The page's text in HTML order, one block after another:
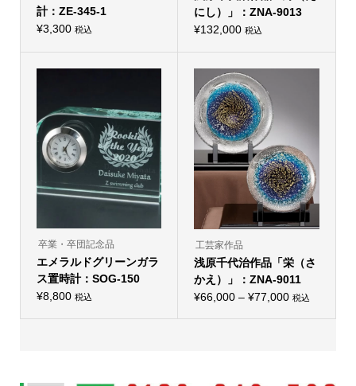
計：ZE-345-1
¥3,300 税込
にし）」：ZNA-9013
¥132,000 税込
卒業・卒団記念品
エメラルドグリーンガラ
ス置時計：SOG-150
¥8,800 税込
工芸家作品
浅原千代治作品「栄（さ
かえ）」：ZNA-9011
¥66,000 – ¥77,000価税込
の